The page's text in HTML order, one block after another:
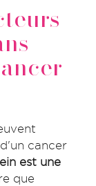
cancer
est une
que